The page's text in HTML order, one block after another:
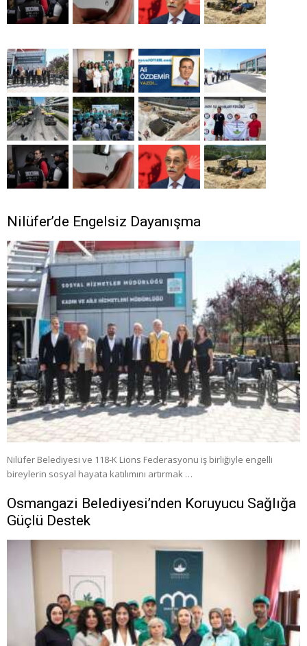
Nilüfer’de Engelsiz Dayanışma
Nilüfer Belediyesi ve 118-K Lions Federasyonu iş birliğiyle engelli
bireylerin sosyal hayata katılımını artırmak …
Osmangazi Belediyesi’nden Koruyucu Sağlığa
Güçlü Destek